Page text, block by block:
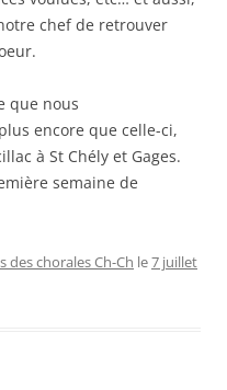
chef de retrouver
que nous
encore que celle-ci,
à St Chély et Gages.
semaine de
des chorales Ch-Ch le7 juillet